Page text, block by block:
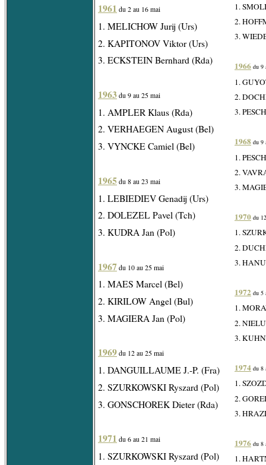
1961 du 2 au 16 mai
1. MELICHOW Jurij (Urs)
2. KAPITONOV Viktor (Urs)
3. ECKSTEIN Bernhard (Rda)
1963 du 9 au 25 mai
1. AMPLER Klaus (Rda)
2. VERHAEGEN August (Bel)
3. VYNCKE Camiel (Bel)
1965 du 8 au 23 mai
1. LEBIEDIEV Genadij (Urs)
2. DOLEZEL Pavel (Tch)
3. KUDRA Jan (Pol)
1967 du 10 au 25 mai
1. MAES Marcel (Bel)
2. KIRILOW Angel (Bul)
3. MAGIERA Jan (Pol)
1969 du 12 au 25 mai
1. DANGUILLAUME J.-P. (Fra)
2. SZURKOWSKI Ryszard (Pol)
3. GONSCHOREK Dieter (Rda)
1971 du 6 au 21 mai
1. SZURKOWSKI Ryszard (Pol)
1.
2.
3.
1966 du 9
1.
2.
3.
1968 du 9
1.
2.
3.
1970 du
1.
2.
3.
1972 du 5
1.
2.
3.
1974 du 8
1.
2.
3.
1976 du 8
1.